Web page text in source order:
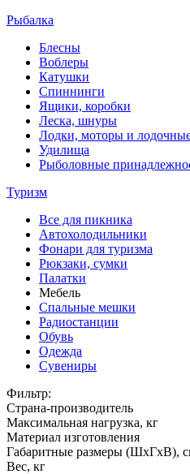
Рыбалка
Блесны
Воблеры
Катушки
Спиннинги
Ящики, коробки
Леска, шнуры
Лодки, моторы и
Удилища
Рыболовные
Туризм
Все для пикника
Автохолодильники
Фонари для туризма
Рюкзаки, сумки
Палатки
Мебель
Спальные мешки
Радиостанции
Обувь
Одежда
Сувениры
Фильтр:
Страна-производитель
Максимальная нагрузка, кг
Материал изготовления
Габаритные размеры (ШxГxВ),
Вес, кг